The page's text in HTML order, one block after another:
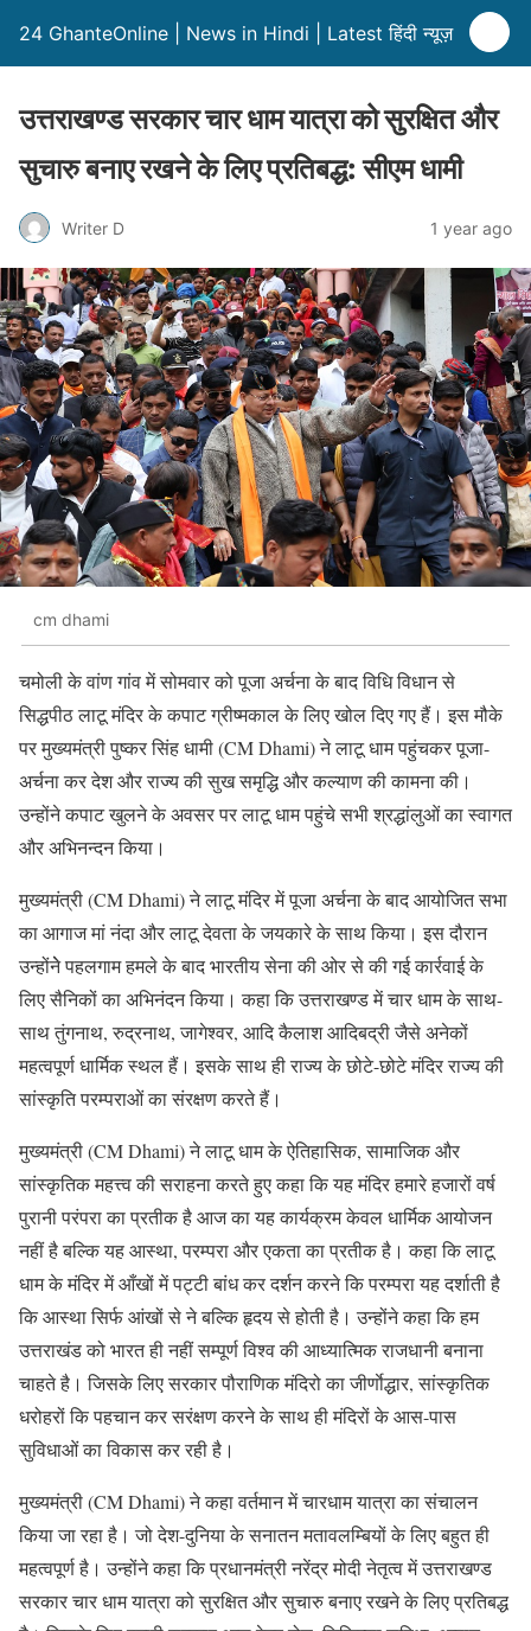
24 GhanteOnline | News in Hindi | Latest हिंदी न्यूज़
उत्तराखण्ड सरकार चार धाम यात्रा को सुरक्षित और
सुचारु बनाए रखने के लिए प्रतिबद्ध: सीएम धामी
Writer D 1 year ago
cm dhami
चमोली के वांण गांव में सोमवार को पूजा अर्चना के बाद विधि विधान से
सिद्धपीठ लाटू मंदिर के कपाट ग्रीष्मकाल के लिए खोल दिए गए हैं। इस मौके
पर मुख्यमंत्री पुष्कर सिंह धामी (CM Dhami) ने लाटू धाम पहुंचकर पूजा-
अर्चना कर देश और राज्य की सुख समृद्धि और कल्याण की कामना की।
उन्होंने कपाट खुलने के अवसर पर लाटू धाम पहुंचे सभी श्रद्धांलुओं का स्वागत
और अभिनन्दन किया।
मुख्यमंत्री (CM Dhami) ने लाटू मंदिर में पूजा अर्चना के बाद आयोजित सभा
का आगाज मां नंदा और लाटू देवता के जयकारे के साथ किया। इस दौरान
उन्होंनेे पहलगाम हमले के बाद भारतीय सेना की ओर से की गई कार्रवाई के
लिए सैनिकों का अभिनंदन किया। कहा कि उत्तराखण्ड में चार धाम के साथ-
साथ तुंगनाथ, रुद्रनाथ, जागेश्वर, आदि कैलाश आदिबद्री जैसे अनेकों
महत्वपूर्ण धार्मिक स्थल हैं। इसके साथ ही राज्य के छोटे-छोटे मंदिर राज्य की
सांस्कृति परम्पराओं का संरक्षण करते हैं।
मुख्यमंत्री (CM Dhami) ने लाटू धाम के ऐतिहासिक, सामाजिक और
सांस्कृतिक महत्त्व की सराहना करते हुए कहा कि यह मंदिर हमारे हजारों वर्ष
पुरानी परंपरा का प्रतीक है आज का यह कार्यक्रम केवल धार्मिक आयोजन
नहीं है बल्कि यह आस्था, परम्परा और एकता का प्रतीक है। कहा कि लाटू
धाम के मंदिर में आँखों में पट्टी बांध कर दर्शन करने कि परम्परा यह दर्शाती है
कि आस्था सिर्फ आंखों से ने बल्कि हृदय से होती है। उन्होंने कहा कि हम
उत्तराखंड को भारत ही नहीं सम्पूर्ण विश्व की आध्यात्मिक राजधानी बनाना
चाहते है। जिसके लिए सरकार पौराणिक मंदिरो का जीर्णाेद्धार, सांस्कृतिक
धरोहरों कि पहचान कर सरंक्षण करने के साथ ही मंदिरों के आस-पास
सुविधाओं का विकास कर रही है।
मुख्यमंत्री (CM Dhami) ने कहा वर्तमान में चारधाम यात्रा का संचालन
किया जा रहा है। जो देश-दुनिया के सनातन मतावलम्बियों के लिए बहुत ही
महत्वपूर्ण है। उन्होंने कहा कि प्रधानमंत्री नरेंद्र मोदी नेतृत्व में उत्तराखण्ड
सरकार चार धाम यात्रा को सुरक्षित और सुचारु बनाए रखने के लिए प्रतिबद्ध